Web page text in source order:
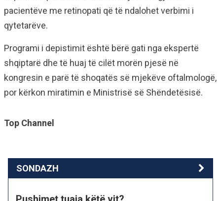
pacientëve me retinopati që të ndalohet verbimi i
qytetarëve.
Programi i depistimit është bërë gati nga ekspertë
shqiptarë dhe të huaj të cilët morën pjesë në
kongresin e parë të shoqatës së mjekëve oftalmologë,
por kërkon miratimin e Ministrisë së Shëndetësisë.
Top Channel
SONDAZH